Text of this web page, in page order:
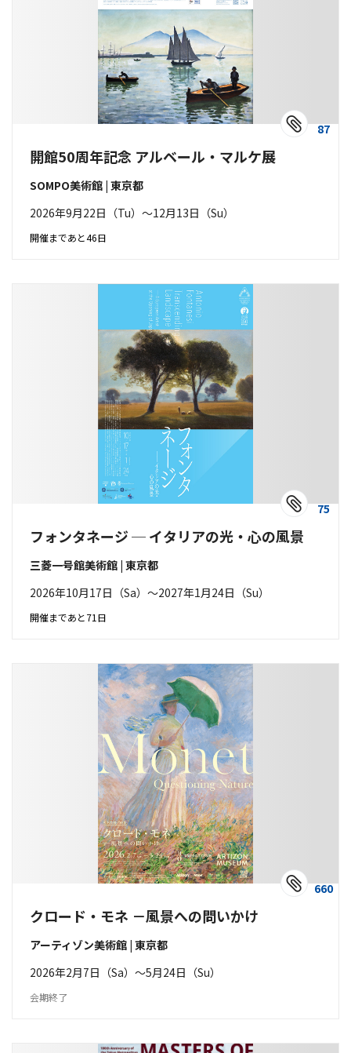
87
開館50周年記念 アルベール・マルケ展
SOMPO美術館 | 東京都
2026年9月22日（Tu）〜12月13日（Su）
開催まであと46日
75
フォンタネージ ─ イタリアの光・心の風景
三菱一号館美術館 | 東京都
2026年10月17日（Sa）〜2027年1月24日（Su）
開催まであと71日
660
クロード・モネ －風景への問いかけ
アーティゾン美術館 | 東京都
2026年2月7日（Sa）〜5月24日（Su）
会期終了